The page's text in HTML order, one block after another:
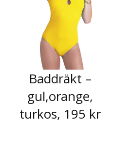
Baddräkt –
gul,orange,
turkos, 195 kr